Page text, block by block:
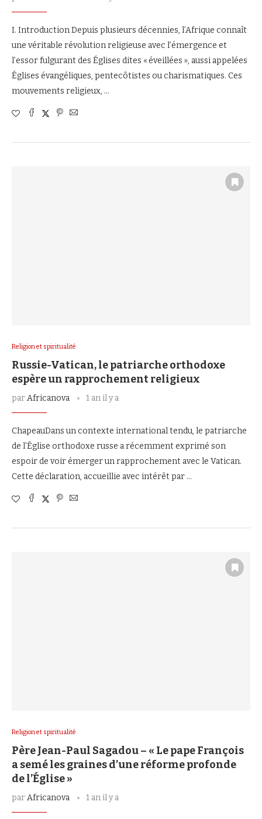
I. Introduction Depuis plusieurs décennies, l’Afrique connaît
une véritable révolution religieuse avec l’émergence et
l’essor fulgurant des Églises dites « éveillées », aussi appelées
Églises évangéliques, pentecôtistes ou charismatiques. Ces
mouvements religieux, …
Religion et spiritualité
Russie-Vatican, le patriarche orthodoxe
espère un rapprochement religieux
parAfricanova 1 an il y a
ChapeauDans un contexte international tendu, le patriarche
de l’Église orthodoxe russe a récemment exprimé son
espoir de voir émerger un rapprochement avec le Vatican.
Cette déclaration, accueillie avec intérêt par …
Religion et spiritualité
Père Jean-Paul Sagadou – « Le pape François
a semé les graines d’une réforme profonde
de l’Église »
parAfricanova 1 an il y a